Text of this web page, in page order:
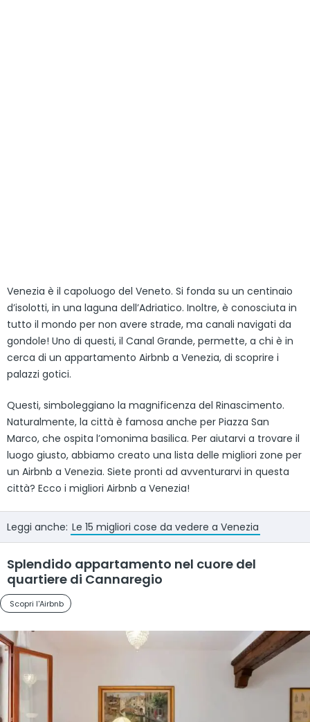
Venezia è il capoluogo del Veneto. Si fonda su un centinaio
d’isolotti, in una laguna dell’Adriatico. Inoltre, è conosciuta in
tutto il mondo per non avere strade, ma canali navigati da
gondole! Uno di questi, il Canal Grande, permette, a chi è in
cerca di un appartamento Airbnb a Venezia, di scoprire i
palazzi gotici.
Questi, simboleggiano la magnificenza del Rinascimento.
Naturalmente, la città è famosa anche per Piazza San
Marco, che ospita l’omonima basilica. Per aiutarvi a trovare il
luogo giusto, abbiamo creato una lista delle migliori zone per
un Airbnb a Venezia. Siete pronti ad avventurarvi in questa
città? Ecco i migliori Airbnb a Venezia!
Leggi anche: Le 15 migliori cose da vedere a Venezia
Splendido appartamento nel cuore del
quartiere di Cannaregio
Scopri l'Airbnb